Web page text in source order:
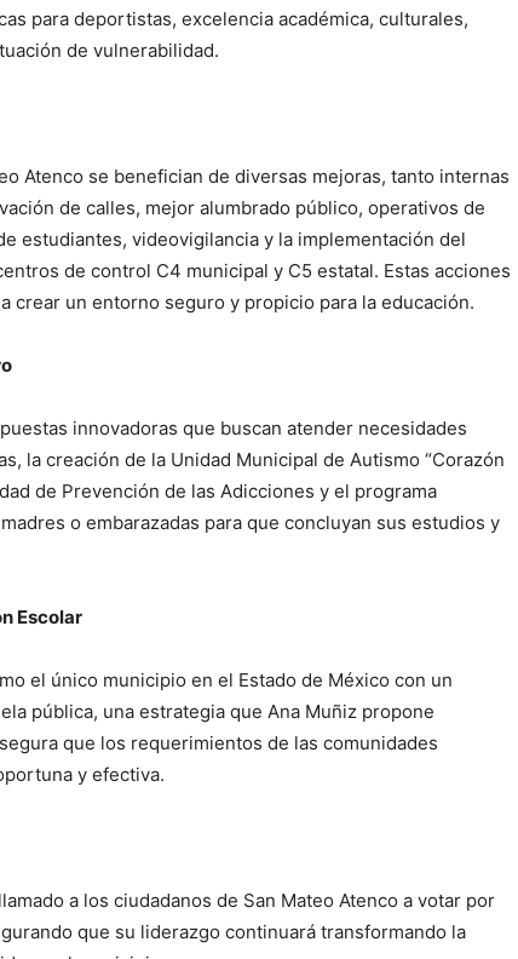
para deportistas, excelencia académica, culturales,
de vulnerabilidad.
Atenco se benefician de diversas mejoras, tanto internas
de calles, mejor alumbrado público, operativos de
estudiantes, videovigilancia y la implementación del
de control C4 municipal y C5 estatal. Estas acciones
crear un entorno seguro y propicio para la educación.
innovadoras que buscan atender necesidades
la creación de la Unidad Municipal de Autismo “Corazón
de Prevención de las Adicciones y el programa
o embarazadas para que concluyan sus estudios y
Escolar
el único municipio en el Estado de México con un
pública, una estrategia que Ana Muñiz propone
que los requerimientos de las comunidades
y efectiva.
a los ciudadanos de San Mateo Atenco a votar por
que su liderazgo continuará transformando la